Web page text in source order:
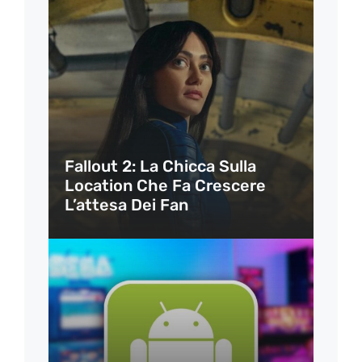
Fallout 2: La Chicca Sulla
Location Che Fa Crescere
L’attesa Dei Fan